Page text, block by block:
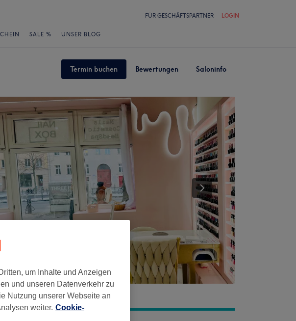
FÜR GESCHÄFTSPARTNER LOGIN
SALE % UNSER BLOG
Termin buchen Bewertungen Saloninfo
um Inhalte und Anzeigen
und unseren Datenverkehr zu
Nutzung unserer Webseite an
weiter. Cookie-